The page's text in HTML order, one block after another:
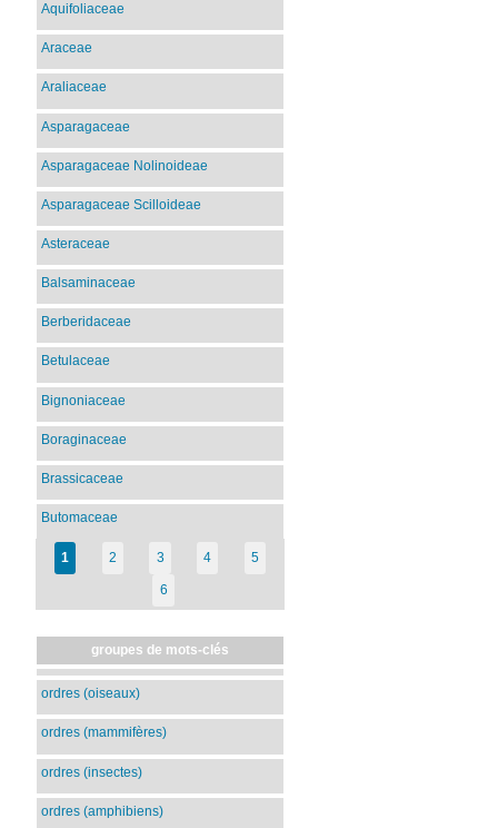
Aquifoliaceae
Araceae
Araliaceae
Asparagaceae
Asparagaceae Nolinoideae
Asparagaceae Scilloideae
Asteraceae
Balsaminaceae
Berberidaceae
Betulaceae
Bignoniaceae
Boraginaceae
Brassicaceae
Butomaceae
1 2 3 4 5
6
groupes de mots-clés
ordres (oiseaux)
ordres (mammifères)
ordres (insectes)
ordres (amphibiens)